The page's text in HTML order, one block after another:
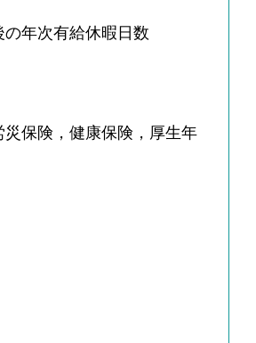
の年次有給休暇日数
災保険，健康保険，厚生年